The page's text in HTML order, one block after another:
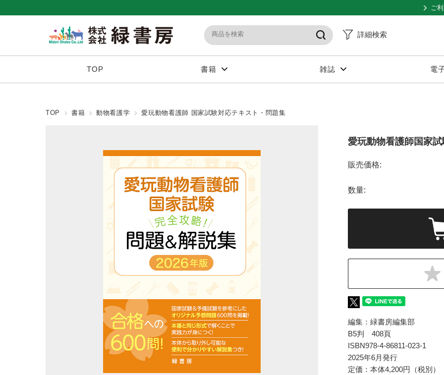
ご
詳細検索
TOP 書籍 雑誌 電
TOP 書籍 動物看護学 愛玩動物看護師 国家試験対応テキスト・問題集
愛玩動物看護師国家
販売価格:
数量:
編集：緑書房編集部
B5判 408頁
ISBN978-4-86811-023-1
2025年6月発行
定価：本体4,200円（税別）